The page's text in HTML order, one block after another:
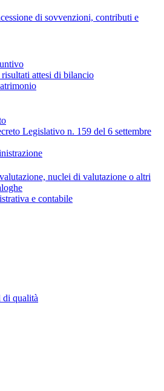
di sovvenzioni, contributi e
attesi di bilancio
Legislativo n. 159 del 6 settembre
nuclei di valutazione o altri
e contabile
di qualità